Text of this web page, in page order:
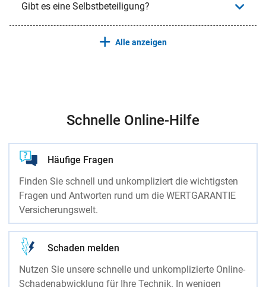
Gibt es eine Selbstbeteiligung?
Alle anzeigen
Schnelle Online-Hilfe
Häufige Fragen
Finden Sie schnell und unkompliziert die wichtigsten
Fragen und Antworten rund um die WERTGARANTIE
Versicherungswelt.
Schaden melden
Nutzen Sie unsere schnelle und unkomplizierte Online-
Schadenabwicklung für Ihre Technik. In wenigen